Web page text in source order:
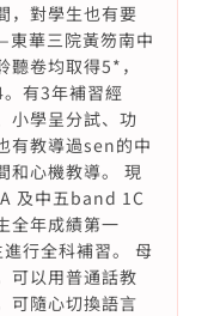
，對學生也有要
華三院黃笏南中
卷均取得5*，
有3年補習經
小學呈分試、功
有教導過sen的中
和心機教導。 現
及中五band 1C
全年成績第一
行全科補習。 母
可以用普通話教
可隨心切換語言